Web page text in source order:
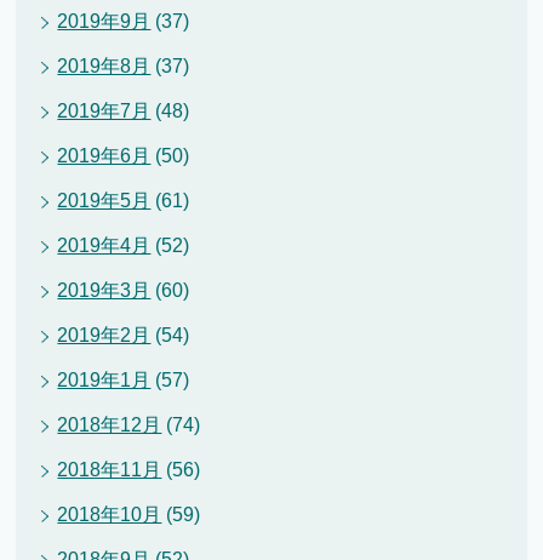
2019年9月 (37)
2019年8月 (37)
2019年7月 (48)
2019年6月 (50)
2019年5月 (61)
2019年4月 (52)
2019年3月 (60)
2019年2月 (54)
2019年1月 (57)
2018年12月 (74)
2018年11月 (56)
2018年10月 (59)